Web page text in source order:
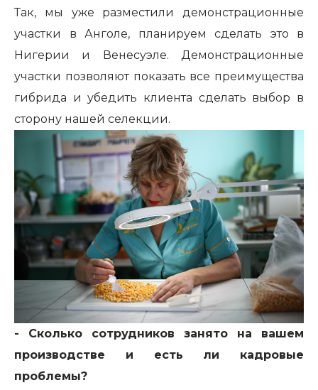
Так, мы уже разместили демонстрационные
участки в Анголе, планируем сделать это в
Нигерии и Венесуэле. Демонстрационные
участки позволяют показать все преимущества
гибрида и убедить клиента сделать выбор в
сторону нашей селекции.
- Сколько сотрудников занято на вашем
производстве и есть ли кадровые
проблемы?